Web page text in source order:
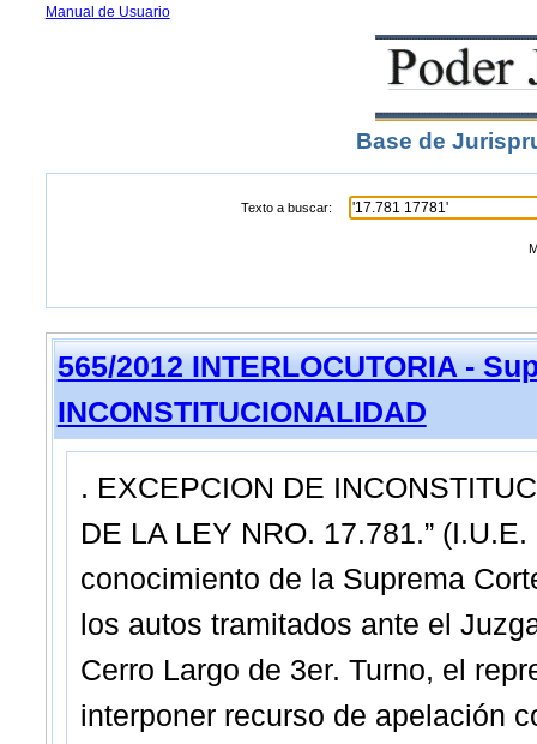
Manual de Usuario
Base de
Texto a buscar:
565/2012 INTERLOCUTORIA -
INCONSTITUCIONALIDAD
. EXCEPCION DE
DE LA LEY NRO. 17.781.”
conocimiento de la Suprema
los autos tramitados ante el
Cerro Largo de 3er. Turno, el
interponer recurso de apelación